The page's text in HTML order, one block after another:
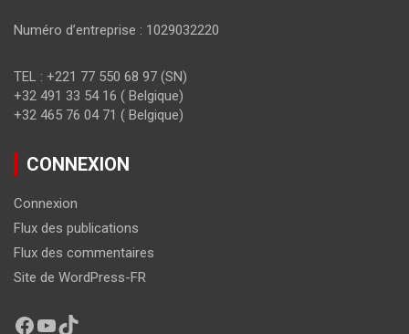
Numéro d’entreprise : 1029032220
TEL : +221 77 550 68 97 (SN)
+32 491 33 54 16 ( Belgique)
+32 465 76 04 71 ( Belgique)
CONNEXION
Connexion
Flux des publications
Flux des commentaires
Site de WordPress-FR